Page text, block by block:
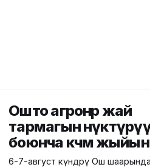
Ошто агроөнөр жай
тармагын
боюнча көчмө жыйын
6-7-август күндөрү Ош шаарында